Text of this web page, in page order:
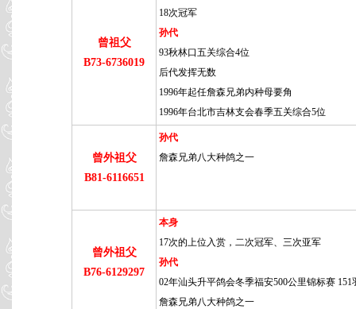
曾祖父
B73-6736019
18次冠军
孙代
93秋林口五关综合4位
后代发挥无数
1996年起任詹森兄弟内种母要角
1996年台北市吉林支会春季五关综合5位
曾外祖父
B81-6116651
孙代
詹森兄弟八大种鸽之一
曾外祖父
B76-6129297
本身
17次的上位入赏，二次冠军、三次亚军
孙代
02年汕头升平鸽会冬季福安500公里锦标赛 151
詹森兄弟八大种鸽之一